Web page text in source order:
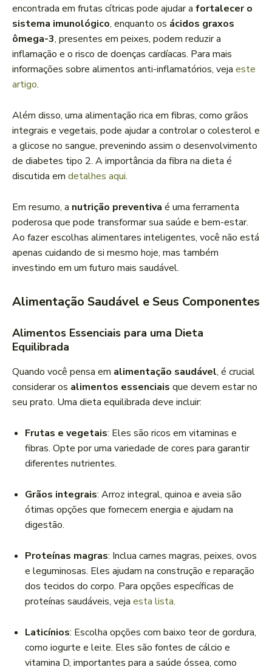
encontrada em frutas cítricas pode ajudar a fortalecer o
sistema imunológico, enquanto os ácidos graxos
ômega-3, presentes em peixes, podem reduzir a
inflamação e o risco de doenças cardíacas. Para mais
informações sobre alimentos anti-inflamatórios, veja este
artigo.
Além disso, uma alimentação rica em fibras, como grãos
integrais e vegetais, pode ajudar a controlar o colesterol e
a glicose no sangue, prevenindo assim o desenvolvimento
de diabetes tipo 2. A importância da fibra na dieta é
discutida em detalhes aqui.
Em resumo, a nutrição preventiva é uma ferramenta
poderosa que pode transformar sua saúde e bem-estar.
Ao fazer escolhas alimentares inteligentes, você não está
apenas cuidando de si mesmo hoje, mas também
investindo em um futuro mais saudável.
Alimentação Saudável e Seus Componentes
Alimentos Essenciais para uma Dieta
Equilibrada
Quando você pensa em alimentação saudável, é crucial
considerar os alimentos essenciais que devem estar no
seu prato. Uma dieta equilibrada deve incluir:
Frutas e vegetais: Eles são ricos em vitaminas e
fibras. Opte por uma variedade de cores para garantir
diferentes nutrientes.
Grãos integrais: Arroz integral, quinoa e aveia são
ótimas opções que fornecem energia e ajudam na
digestão.
Proteínas magras: Inclua carnes magras, peixes, ovos
e leguminosas. Eles ajudam na construção e reparação
dos tecidos do corpo. Para opções específicas de
proteínas saudáveis, veja esta lista.
Laticínios: Escolha opções com baixo teor de gordura,
como iogurte e leite. Eles são fontes de cálcio e
vitamina D, importantes para a saúde óssea, como